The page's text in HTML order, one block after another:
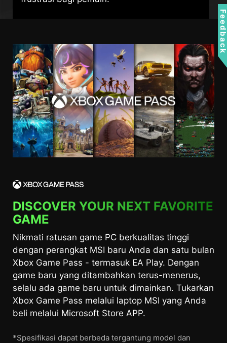
DISCOVER YOUR NEXT FAVORITE
GAME
Nikmati ratusan game PC berkualitas tinggi
dengan perangkat MSI baru Anda dan satu bulan
Xbox Game Pass - termasuk EA Play. Dengan
game baru yang ditambahkan terus-menerus,
selalu ada game baru untuk dimainkan. Tukarkan
Xbox Game Pass melalui laptop MSI yang Anda
beli melalui Microsoft Store APP.
*Spesifikasi dapat berbeda tergantung model dan